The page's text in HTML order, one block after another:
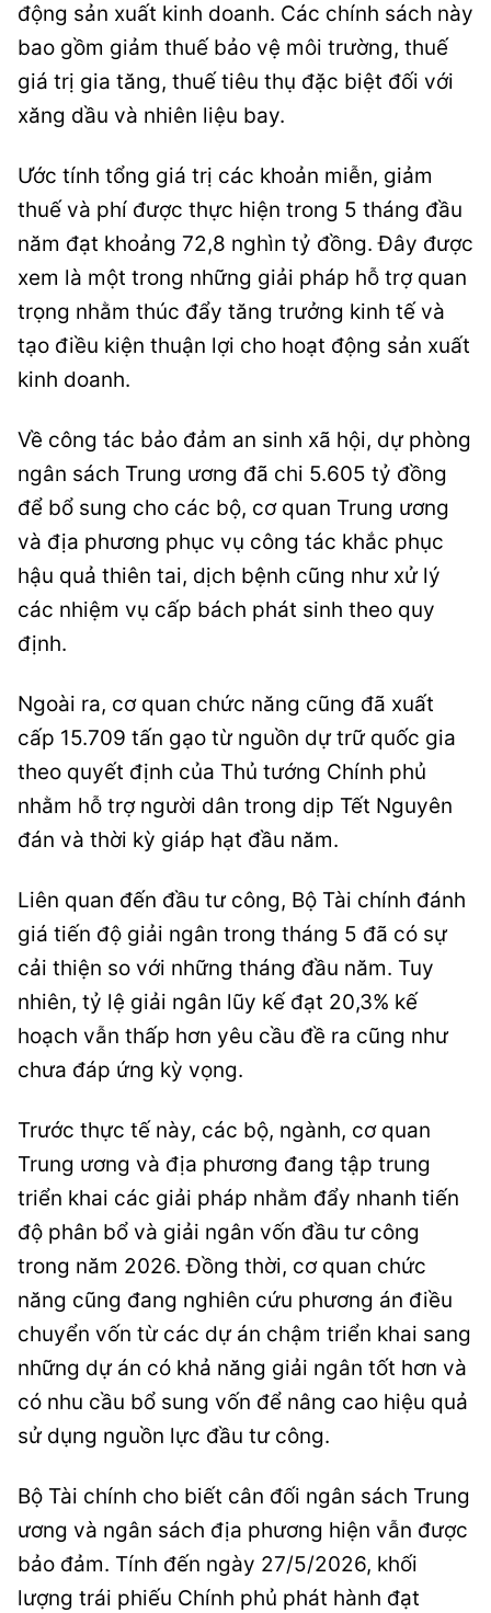
động sản xuất kinh doanh. Các chính sách này
bao gồm giảm thuế bảo vệ môi trường, thuế
giá trị gia tăng, thuế tiêu thụ đặc biệt đối với
xăng dầu và nhiên liệu bay.
Ước tính tổng giá trị các khoản miễn, giảm
thuế và phí được thực hiện trong 5 tháng đầu
năm đạt khoảng 72,8 nghìn tỷ đồng. Đây được
xem là một trong những giải pháp hỗ trợ quan
trọng nhằm thúc đẩy tăng trưởng kinh tế và
tạo điều kiện thuận lợi cho hoạt động sản xuất
kinh doanh.
Về công tác bảo đảm an sinh xã hội, dự phòng
ngân sách Trung ương đã chi 5.605 tỷ đồng
để bổ sung cho các bộ, cơ quan Trung ương
và địa phương phục vụ công tác khắc phục
hậu quả thiên tai, dịch bệnh cũng như xử lý
các nhiệm vụ cấp bách phát sinh theo quy
định.
Ngoài ra, cơ quan chức năng cũng đã xuất
cấp 15.709 tấn gạo từ nguồn dự trữ quốc gia
theo quyết định của Thủ tướng Chính phủ
nhằm hỗ trợ người dân trong dịp Tết Nguyên
đán và thời kỳ giáp hạt đầu năm.
Liên quan đến đầu tư công, Bộ Tài chính đánh
giá tiến độ giải ngân trong tháng 5 đã có sự
cải thiện so với những tháng đầu năm. Tuy
nhiên, tỷ lệ giải ngân lũy kế đạt 20,3% kế
hoạch vẫn thấp hơn yêu cầu đề ra cũng như
chưa đáp ứng kỳ vọng.
Trước thực tế này, các bộ, ngành, cơ quan
Trung ương và địa phương đang tập trung
triển khai các giải pháp nhằm đẩy nhanh tiến
độ phân bổ và giải ngân vốn đầu tư công
trong năm 2026. Đồng thời, cơ quan chức
năng cũng đang nghiên cứu phương án điều
chuyển vốn từ các dự án chậm triển khai sang
những dự án có khả năng giải ngân tốt hơn và
có nhu cầu bổ sung vốn để nâng cao hiệu quả
sử dụng nguồn lực đầu tư công.
Bộ Tài chính cho biết cân đối ngân sách Trung
ương và ngân sách địa phương hiện vẫn được
bảo đảm. Tính đến ngày 27/5/2026, khối
lượng trái phiếu Chính phủ phát hành đạt